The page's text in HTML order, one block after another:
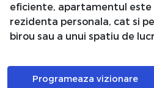
eficiente, apartamentul
rezidenta personala, cat si
birou sau a unui spatiu de
Nu ratati ocazia de a
versatil, situat în inima
Programeaza vizionare